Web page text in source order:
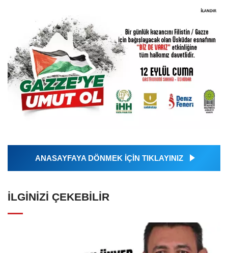
ANASAYFAYA DÖNMEK İÇİN TIKLAYINIZ
İLGINIZI ÇEKEBILIR